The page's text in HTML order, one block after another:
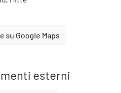
su Google Maps
esterni